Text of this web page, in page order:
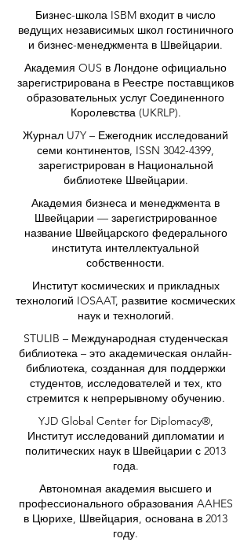
Бизнес-школа ISBM входит в число
ведущих независимых школ гостиничного
и бизнес-менеджмента в Швейцарии.
Академия OUS в Лондоне официально
зарегистрирована в Реестре поставщиков
образовательных услуг Соединенного
Королевства (UKRLP).
Журнал U7Y – Ежегодник исследований
семи континентов, ISSN 3042-4399,
зарегистрирован в Национальной
библиотеке Швейцарии.
Академия бизнеса и менеджмента в
Швейцарии — зарегистрированное
название Швейцарского федерального
института интеллектуальной
собственности.
Институт космических и прикладных
технологий IOSAAT, развитие космических
наук и технологий.
STULIB – Международная студенческая
библиотека – это академическая онлайн-
библиотека, созданная для поддержки
студентов, исследователей и тех, кто
стремится к непрерывному обучению.
YJD Global Center for Diplomacy®,
Институт исследований дипломатии и
политических наук в Швейцарии с 2013
года.
Автономная академия высшего и
профессионального образования AAHES
в Цюрихе, Швейцария, основана в 2013
году.